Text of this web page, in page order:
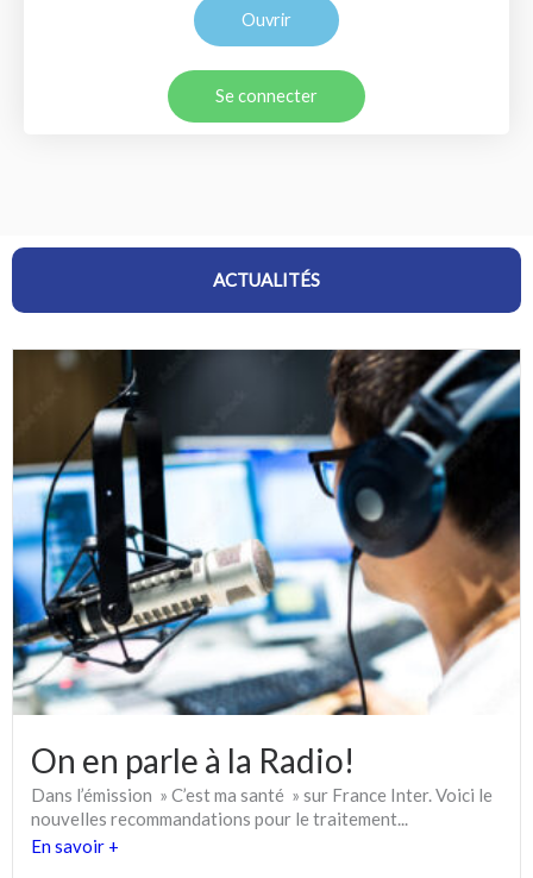
Ouvrir
Se connecter
ACTUALITÉS
On en parle à la Radio!
Dans l’émission » C’est ma santé » sur France Inter. Voici le
nouvelles recommandations pour le traitement...
En savoir +